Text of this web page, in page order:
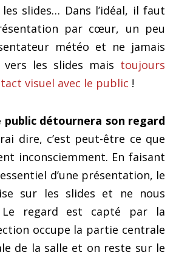
slides… Dans l’idéal, il faut
par cœur, un peu
météo et ne jamais
les slides mais toujours
visuel avec le public !
public détournera son regard
dire, c’est peut-être ce que
inconsciemment. En faisant
d’une présentation, le
sur les slides et ne nous
Le regard est capté par la
occupe la partie centrale
de la salle et on reste sur le